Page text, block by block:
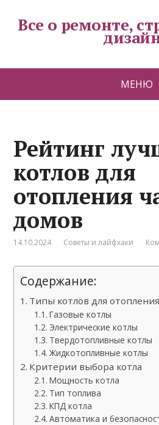
Все о ремонте,
МЕНЮ
Рейтинг
котлов для
отопления
домов
14.10.2024 Советы и лайфхаки
Содержание:
Типы котлов для отопления
Газовые котлы
Электрические котлы
Твердотопливные котлы
Жидкотопливные котлы
Критерии выбора котла
Мощность котла
Тип топлива
КПД котла
Автоматика и